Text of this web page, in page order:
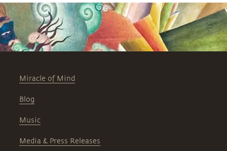
Miracle of Mind
Blog
Music
Media & Press Releases